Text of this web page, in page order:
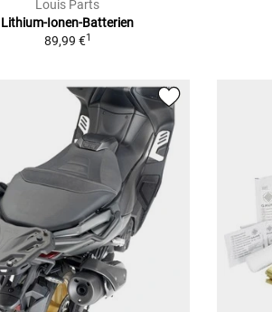
Louis Parts
Lithium-Ionen-Batterien
89,99 €1